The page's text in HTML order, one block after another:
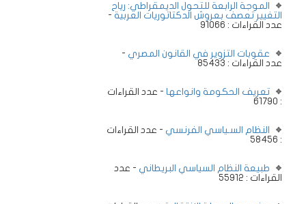
الموجة الرابعة للتحول الديمقراطي: رياح
التغيير تعصف بعروش الدكتاتوريات العربية -
عدد القراءات : 91066
عقوبات التزوير في القانون المصري -
عدد القراءات : 85433
تعريف الحكومة وانواعها - عدد القراءات
: 61790
النظام السـياسي الفرنسي - عدد القراءات
: 58456
طبيعة النظام السياسي البريطاني - عدد
القراءات : 55912